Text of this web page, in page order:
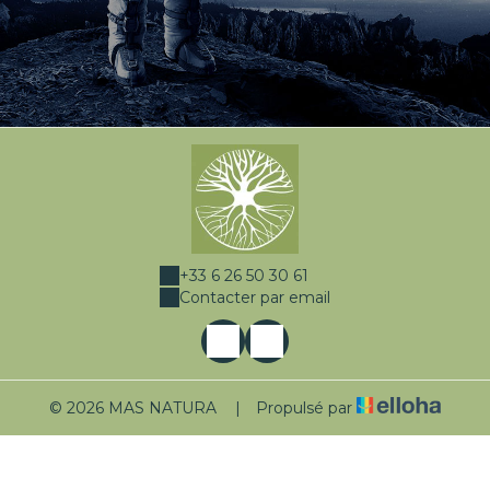
+33 6 26 50 30 61
Contacter par email
© 2026 MAS NATURA | Propulsé par